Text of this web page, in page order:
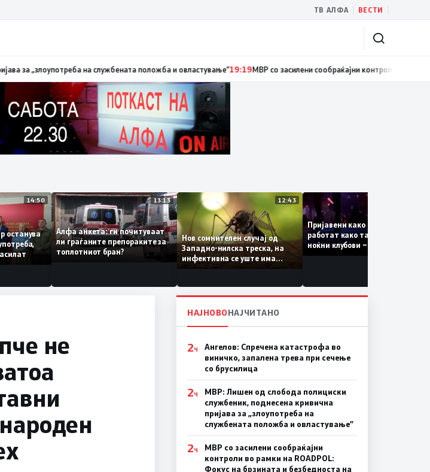
ТВ АЛФА ВЕСТИ
19:21МВР: Лишен од слобода полициски службеник, поднесена кривична пријава за „злоупотреба на
14:50
останува
употреба,
засилат
13:13
Алфа анкета: ги почитуваат
ли граѓаните препораките за
топлотниот бран?
12:43
Нов сомнителен случај од
Западно-нилска треска, на
инфективна се уште има
пациенти во критична
Пријавени како туристки, а
работат како танчерки во
ноќни клубови – полицијата
откри сомнителна шема за
не
НАЈНОВОНАЈЧИТАНО
2Ч
Ангелов: Спречена катастрофа во
виничко, запалена трева при сечење
со брусилица
2Ч
МВР: Лишен од слобода полициски
службеник, поднесена кривична
пријава за „злоупотреба на
службената положба и овластување”
2Ч
МВР со засилени сообраќајни
контроли во рамки на ROADPOL:
Фокус на брзината и безбедноста на